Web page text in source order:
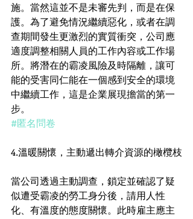
施。當然這並不是未審先判，而是在保
護。為了避免情況繼續惡化，或者在調
查期間發生更激烈的實質衝突，公司應
適度調整相關人員的工作內容或工作場
所。將潛在的霸凌風險及時隔離，讓可
能的受害同仁能在一個感到安全的環境
中繼續工作，這是企業展現擔當的第一
步。
#匿名問卷
4.溫暖關懷，主動遞出轉介資源的橄欖枝
當公司透過主動調查，鎖定並確認了疑
似遭受霸凌的勞工身分後，請用人性
化、有溫度的態度關懷。此時雇主應主